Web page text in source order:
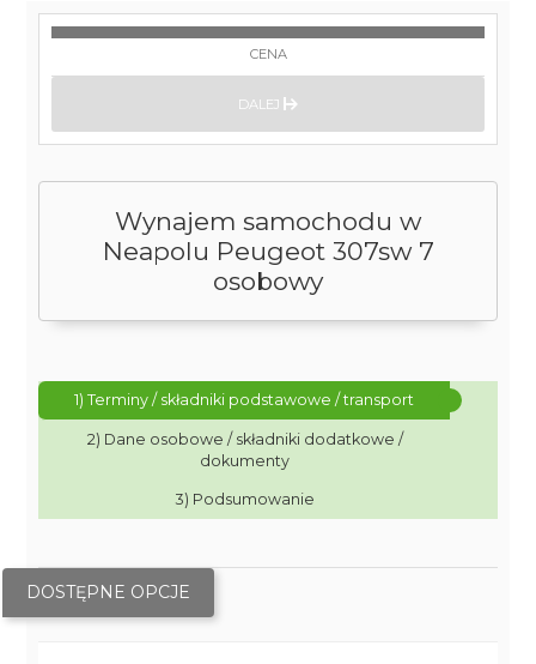
Wynajem samochodu w
Neapolu Peugeot 307sw 7
osobowy
1) Terminy / składniki podstawowe / transport
2) Dane osobowe / składniki dodatkowe /
dokumenty
3) Podsumowanie
DOSTĘPNE OPCJE
CENA
DALEJ